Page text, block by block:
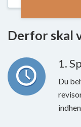
Derfor skal
1.
Du